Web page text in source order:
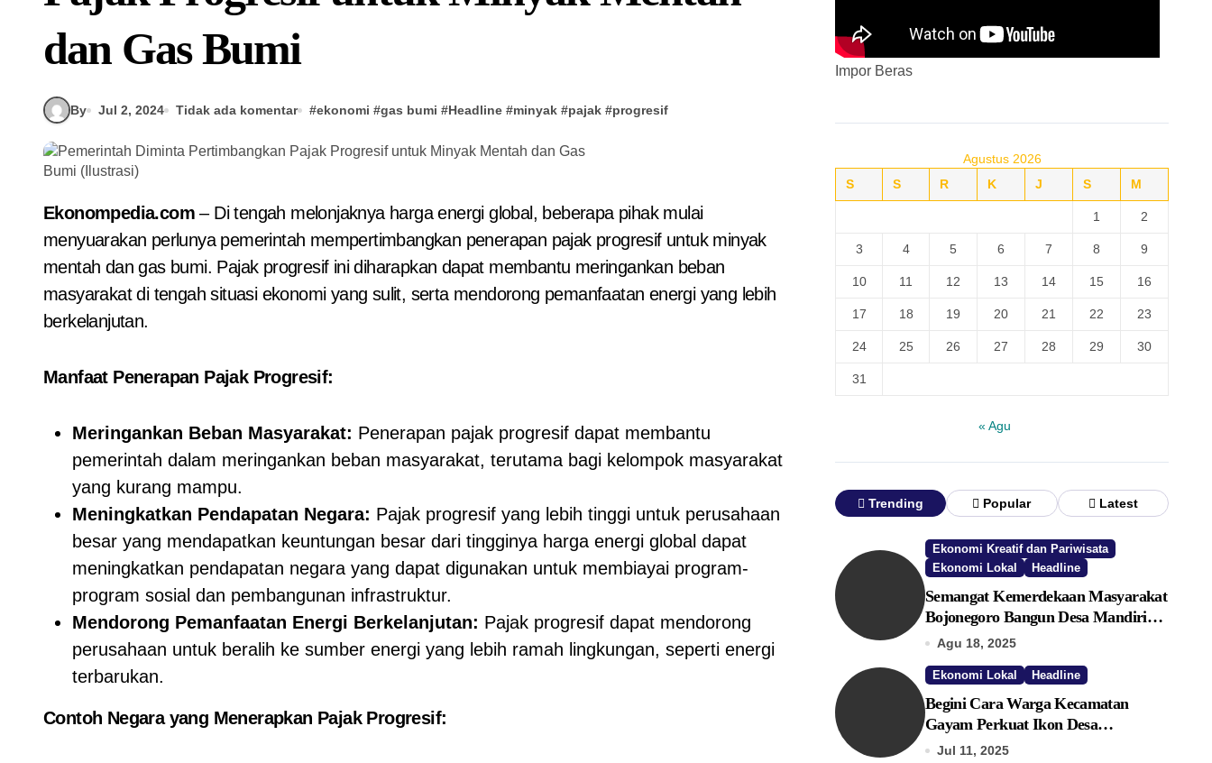
dan Gas Bumi
By Jul 2, 2024 Tidak ada komentar #ekonomi #gas bumi #Headline #minyak #pajak #progresif
Ekonompedia.com – Di tengah melonjaknya harga energi global, beberapa pihak mulai
menyuarakan perlunya pemerintah mempertimbangkan penerapan pajak progresif untuk minyak
mentah dan gas bumi. Pajak progresif ini diharapkan dapat membantu meringankan beban
masyarakat di tengah situasi ekonomi yang sulit, serta mendorong pemanfaatan energi yang lebih
berkelanjutan.
Manfaat Penerapan Pajak Progresif:
Meringankan Beban Masyarakat: Penerapan pajak progresif dapat membantu
pemerintah dalam meringankan beban masyarakat, terutama bagi kelompok masyarakat
yang kurang mampu.
Meningkatkan Pendapatan Negara: Pajak progresif yang lebih tinggi untuk perusahaan
besar yang mendapatkan keuntungan besar dari tingginya harga energi global dapat
meningkatkan pendapatan negara yang dapat digunakan untuk membiayai program-
program sosial dan pembangunan infrastruktur.
Mendorong Pemanfaatan Energi Berkelanjutan: Pajak progresif dapat mendorong
perusahaan untuk beralih ke sumber energi yang lebih ramah lingkungan, seperti energi
terbarukan.
Contoh Negara yang Menerapkan Pajak Progresif:
Impor Beras
Agustus 2026
S
S R K J S M
1 2
3 4 5 6 7 8 9
10 11 12 13 14 15 16
17 18 19 20 21 22 23
24 25 26 27 28 29 30
31
« Agu
Trending Popular Latest
Ekonomi Kreatif dan Pariwisata
Ekonomi Lokal
Headline
Semangat Kemerdekaan Masyarakat
Bojonegoro Bangun Desa Mandiri
Ekonomi
Agu 18, 2025
Ekonomi Lokal Headline
Begini Cara Warga Kecamatan
Gayam Perkuat Ikon Desa
Penggerak Ekonomi Lokal Melalui
Jul 11, 2025